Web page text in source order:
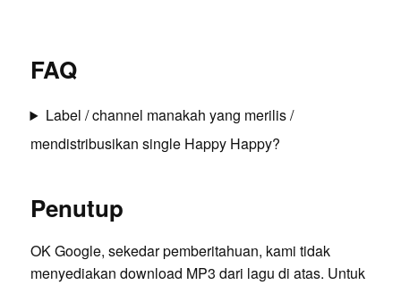
FAQ
Label / channel manakah yang merilis /
mendistribusikan single Happy Happy?
Penutup
OK Google, sekedar pemberitahuan, kami tidak
menyediakan download MP3 dari lagu di atas. Untuk